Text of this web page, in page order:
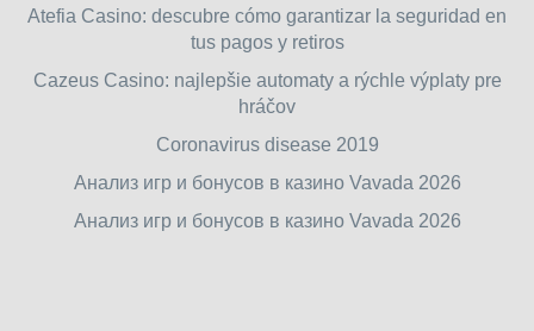
free
games
games.
Atefia Casino: descubre cómo garantizar la seguridad en
tus pagos y retiros
Cazeus Casino: najlepšie automaty a rýchle výplaty pre
hráčov
Coronavirus disease 2019
Анализ игр и бонусов в казино Vavada 2026
Анализ игр и бонусов в казино Vavada 2026